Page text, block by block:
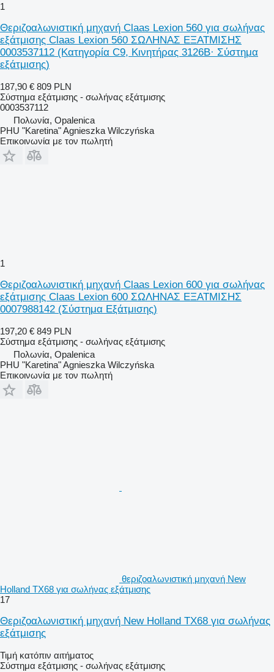
1
Θεριζοαλωνιστική μηχανή Claas Lexion 560 για σωλήνας
εξάτμισης Claas Lexion 560 ΣΩΛΗΝΑΣ ΕΞΑΤΜΙΣΗΣ
0003537112 (Κατηγορία C9, Κινητήρας 3126B· Σύστημα
εξάτμισης)
187,90 € 809 PLN
Σύστημα εξάτμισης - σωλήνας εξάτμισης
0003537112
Πολωνία, Opalenica
PHU "Karetina" Agnieszka Wilczyńska
Επικοινωνία με τον πωλητή
1
Θεριζοαλωνιστική μηχανή Claas Lexion 600 για σωλήνας
εξάτμισης Claas Lexion 600 ΣΩΛΗΝΑΣ ΕΞΑΤΜΙΣΗΣ
0007988142 (Σύστημα Εξάτμισης)
197,20 € 849 PLN
Σύστημα εξάτμισης - σωλήνας εξάτμισης
Πολωνία, Opalenica
PHU "Karetina" Agnieszka Wilczyńska
Επικοινωνία με τον πωλητή
θεριζοαλωνιστική μηχανή New
Holland TX68 για σωλήνας εξάτμισης
17
Θεριζοαλωνιστική μηχανή New Holland TX68 για σωλήνας
εξάτμισης
Τιμή κατόπιν αιτήματος
Σύστημα εξάτμισης - σωλήνας εξάτμισης